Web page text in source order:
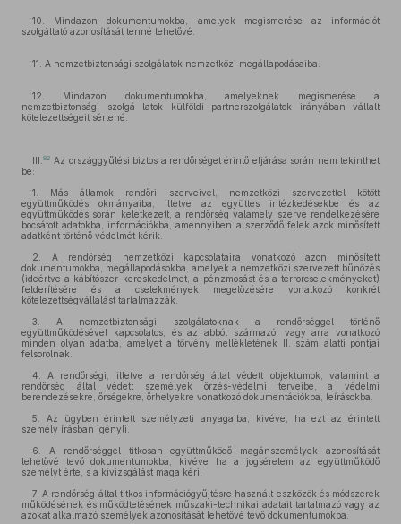
10. Mindazon dokumentumokba, amelyek megismerése az információt
szolgáltató azonosítását tenné lehetővé.
11. A nemzetbiztonsági szolgálatok nemzetközi megállapodásaiba.
12. Mindazon dokumentumokba, amelyeknek megismerése a
nemzetbiztonsági szolgá latok külföldi partnerszolgálatok irányában vállalt
kötelezettségeit sértené.
III. 82 Az országgyűlési biztos a rendőrséget érintő eljárása során nem tekinthet
be:
1. Más államok rendőri szerveivel, nemzetközi szervezettel kötött
együttműködés okmányaiba, illetve az együttes intézkedésekbe és az
együttműködés során keletkezett, a rendőrség valamely szerve rendelkezésére
bocsátott adatokba, információkba, amennyiben a szerződő felek azok minősített
adatként történő védelmét kérik.
2. A rendőrség nemzetközi kapcsolataira vonatkozó azon minősített
dokumentumokba, megállapodásokba, amelyek a nemzetközi szervezett bűnözés
(ideértve a kábítószer-kereskedelmet, a pénzmosást és a terrorcselekményeket)
felderítésére és a cselekmények megelőzésére vonatkozó konkrét
kötelezettségvállalást tartalmazzák.
3. A nemzetbiztonsági szolgálatoknak a rendőrséggel történő
együttműködésével kapcsolatos, és az abból származó, vagy arra vonatkozó
minden olyan adatba, amelyet a törvény mellékletének II. szám alatti pontjai
felsorolnak.
4. A rendőrségi, illetve a rendőrség által védett objektumok, valamint a
rendőrség által védett személyek őrzés-védelmi terveibe, a védelmi
berendezésekre, őrségekre, őrhelyekre vonatkozó dokumentációkba, leírásokba.
5. Az ügyben érintett személyzeti anyagaiba, kivéve, ha ezt az érintett
személy írásban igényli.
6. A rendőrséggel titkosan együttműködő magánszemélyek azonosítását
lehetővé tevő dokumentumokba, kivéve ha a jogsérelem az együttműködő
személyt érte, s a kivizsgálást maga kéri.
7. A rendőrség által titkos információgyűjtésre használt eszközök és módszerek
működésének és működtetésének műszaki-technikai adatait tartalmazó vagy az
azokat alkalmazó személyek azonosítását lehetővé tevő dokumentumokba.